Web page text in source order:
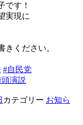
です！
実現に
ださい。
#自民党
頭演説
カテゴリー お知ら